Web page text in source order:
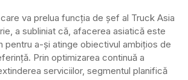
va prelua funcția de șef al Truck Asia
a subliniat că, afacerea asiatică este
pentru a-și atinge obiectivul ambițios de
Prin optimizarea continuă a
serviciilor, segmentul planifică